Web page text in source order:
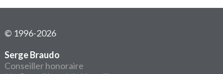
© 1996-2026
Serge Braudo
Conseiller honoraire